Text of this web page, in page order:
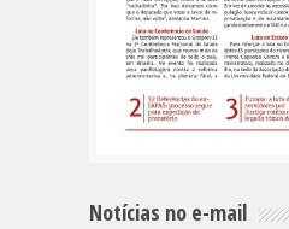
Notícias no e-mail